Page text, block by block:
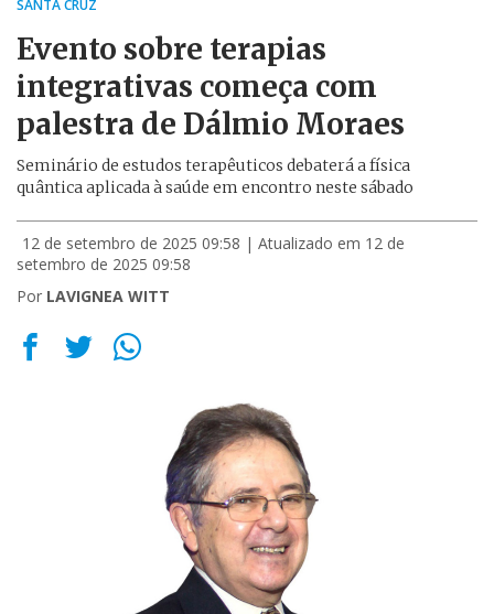
SANTA CRUZ
Evento sobre terapias
integrativas começa com
palestra de Dálmio Moraes
Seminário de estudos terapêuticos debaterá a física
quântica aplicada à saúde em encontro neste sábado
12 de setembro de 2025 09:58 | Atualizado em 12 de
setembro de 2025 09:58
Por LAVIGNEA WITT